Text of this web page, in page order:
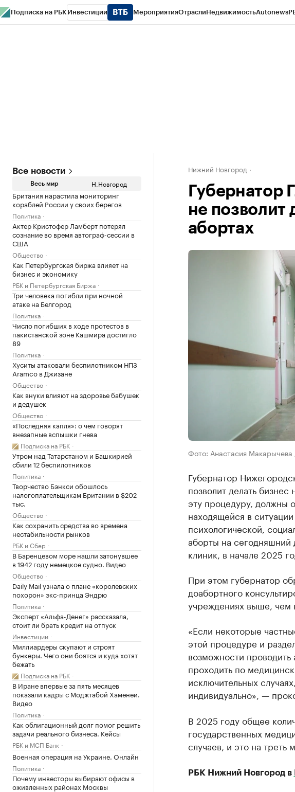
Подписка на РБК Инвестиции МероприятияОтраслиНедвижимостьAutonews
Все новости
Весь мир Н.Новгород
Британия нарастила мониторинг
кораблей России у своих берегов
Политика
Актер Кристофер Ламберт потерял
сознание во время автограф-сессии в
США
Общество
Как Петербургская биржа влияет на
бизнес и экономику
РБК и Петербургская Биржа
Три человека погибли при ночной
атаке на Белгород
Политика
Число погибших в ходе протестов в
пакистанской зоне Кашмира достигло
89
Политика
Хуситы атаковали беспилотником НПЗ
Aramco в Джизане
Общество
Как внуки влияют на здоровье бабушек
и дедушек
Общество
«Последняя капля»: о чем говорят
внезапные вспышки гнева
Подписка на РБК
Утром над Татарстаном и Башкирией
сбили 12 беспилотников
Политика
Творчество Бэнкси обошлось
налогоплательщикам Британии в $202
тыс.
Общество
Как сохранить средства во времена
нестабильности рынков
РБК и Сбер
В Баренцевом море нашли затонувшее
в 1942 году немецкое судно. Видео
Общество
Daily Mail узнала о плане «королевских
похорон» экс-принца Эндрю
Политика
Эксперт «Альфа-Денег» рассказала,
стоит ли брать кредит на отпуск
Инвестиции
Миллиардеры скупают и строят
бункеры. Чего они боятся и куда хотят
бежать
Подписка на РБК
В Иране впервые за пять месяцев
показали кадры с Моджтабой Хаменеи.
Видео
Политика
Как облигационный долг помог решить
задачи реального бизнеса. Кейсы
РБК и МСП Банк
Военная операция на Украине. Онлайн
Политика
Почему инвесторы выбирают офисы в
оживленных районах Москвы
Нижний Новгород
Губернатор
не позволит
абортах
Фото: Анастасия
Губернатор
позволит делать
эту процедуру, должны
находящейся в
психологической,
аборты на сегодняшний
клиник, в начале 2025
При этом губернатор
доабортного
учреждениях выше, чем
«Если некоторые
этой процедуре и
возможности
проходить по
исключительных
индивидуально», —
В 2025 году общее
государственных
случаев, и это на треть
РБК Нижний Новгород в